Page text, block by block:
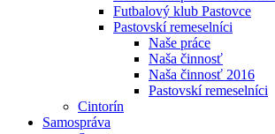
Futbalový klub Pastovce
Pastovskí remeselníci
Naše práce
Naša činnosť
Naša činnosť 2016
Pastovskí remeselníci
Cintorín
Samospráva